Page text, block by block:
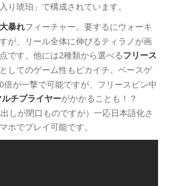
り琥珀」で構成されています。
大暴れフィーチャー。要するにウォーキ
が、リール全体に伸びるティラノが画
です。他には2種類から選べるフリース
してのゲーム性もピカイチ。ベースゲ
が一撃で可能ですが、フリースピン中
チプライヤーがかかることも！？
しが閉口ものですが）一応日本語化さ
ホでプレイ可能です。